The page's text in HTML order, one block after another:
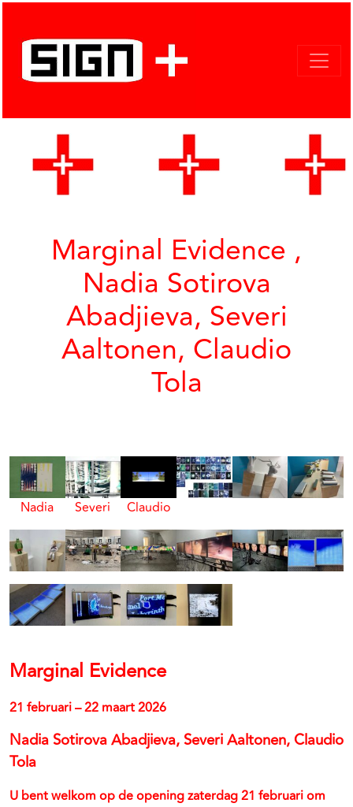
Marginal Evidence ,
Nadia Sotirova
Abadjieva, Severi
Aaltonen, Claudio
Tola
Nadia Severi Claudio
Marginal Evidence
21 februari – 22 maart 2026
Nadia Sotirova Abadjieva, Severi Aaltonen, Claudio
Tola
U bent welkom op de opening zaterdag 21 februari om